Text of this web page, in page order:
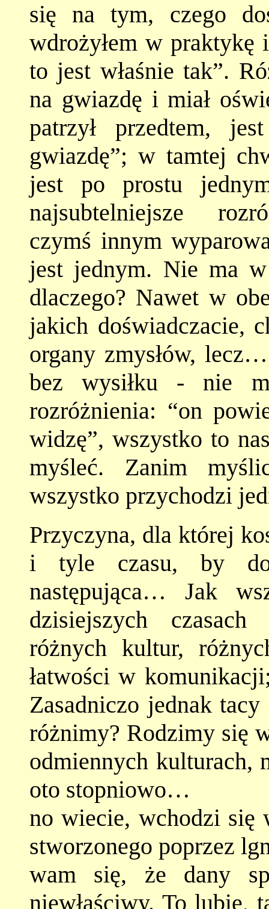
się na tym, czego
wdrożyłem w praktykę
to jest właśnie tak”.
na gwiazdę i miał
patrzył przedtem,
gwiazdę”; w tamtej
jest po prostu
najsubtelniejsze
czymś innym
jest jednym. Nie ma
dlaczego? Nawet w
jakich doświadczacie,
organy zmysłów,
bez wysiłku - nie
rozróżnienia: “on
widzę”, wszystko to
myśleć. Zanim
wszystko przychodzi
Przyczyna, dla której
i tyle czasu, by
następująca… Jak
dzisiejszych czasach
różnych kultur,
łatwości w
Zasadniczo jednak
różnimy? Rodzimy się
odmiennych kulturach,
oto stopniowo…
no wiecie, wchodzi się
stworzonego poprzez
wam się, że dany
niewłaściwy. To lubię,